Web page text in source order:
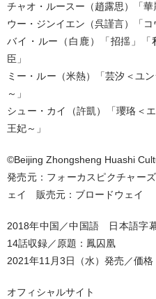
チャオ・ルースー（趙露思）「華
ウー・ジンイエン（呉謹言）「
バイ・ルー（白鹿）「招揺」
臣」
ミー・ルー（米熱）「芸汐＜ユ
～」
シュー・カイ（許凱）「瓔珞＜
王妃～」
©Beijing Zhongsheng Huashi
発売元：フォーカスピクチャー
ェイ 販売元：ブロードウェイ
2018年中国／中国語 日本語字
14話収録／原題：鳳囚凰
2021年11月3日（水）発売／価
オフィシャルサイト